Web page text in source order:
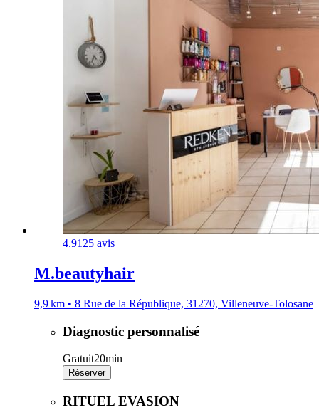
4.9125 avis
M.beautyhair
9,9 km • 8 Rue de la République, 31270, Villeneuve-Tolosane
Diagnostic personnalisé
Gratuit20min
Réserver
RITUEL EVASION